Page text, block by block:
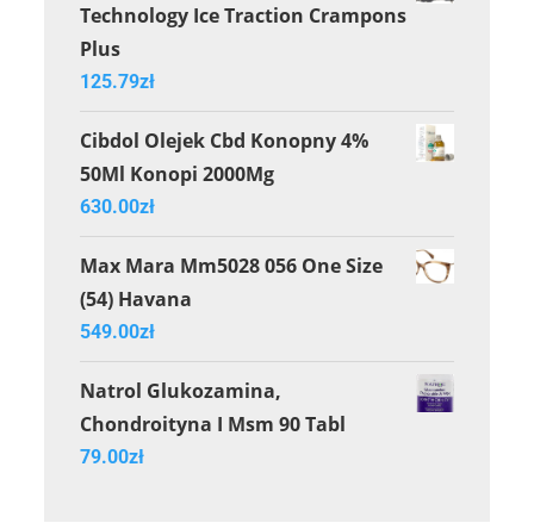
Technology Ice Traction Crampons
Plus
125.79zł
Cibdol Olejek Cbd Konopny 4%
50Ml Konopi 2000Mg
630.00zł
Max Mara Mm5028 056 One Size
(54) Havana
549.00zł
Natrol Glukozamina,
Chondroityna I Msm 90 Tabl
79.00zł